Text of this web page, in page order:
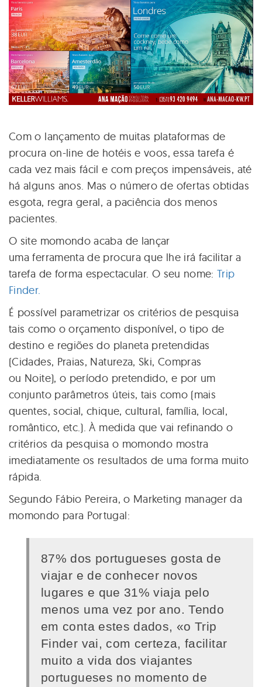
Com o lançamento de muitas plataformas de
procura on-line de hotéis e voos, essa tarefa é
cada vez mais fácil e com preços impensáveis, até
há alguns anos. Mas o número de ofertas obtidas
esgota, regra geral, a paciência dos menos
pacientes.
O site momondo acaba de lançar
uma ferramenta de procura que lhe irá facilitar a
tarefa de forma espectacular. O seu nome:Trip
Finder.
É possível parametrizar os critérios de pesquisa
tais como o orçamento disponível, o tipo de
destino e regiões do planeta pretendidas
(Cidades, Praias, Natureza, Ski, Compras
ou Noite), o período pretendido, e por um
conjunto parâmetros úteis, tais como (mais
quentes, social, chique, cultural, família, local,
romântico, etc.). À medida que vai refinando o
critérios da pesquisa o momondo mostra
imediatamente os resultados de uma forma muito
rápida.
Segundo Fábio Pereira, o Marketing manager da
momondo para Portugal:
87% dos portugueses gosta de
viajar e de conhecer novos
lugares e que 31% viaja pelo
menos uma vez por ano. Tendo
em conta estes dados, «o Trip
Finder vai, com certeza, facilitar
muito a vida dos viajantes
portugueses no momento de